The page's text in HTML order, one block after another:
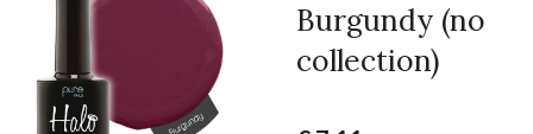
Burgundy (no
collection)